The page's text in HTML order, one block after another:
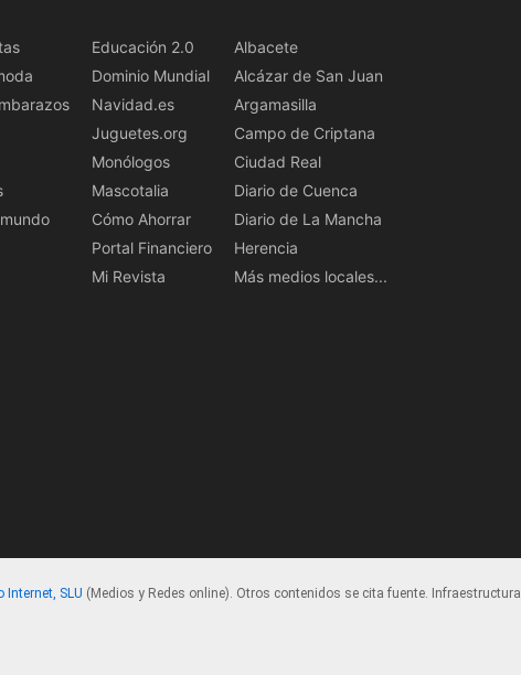
Educación 2.0
Dominio Mundial
Navidad.es
Juguetes.org
Monólogos
Mascotalia
Cómo Ahorrar
Portal Financiero
Mi Revista
Albacete
Alcázar de San Juan
Argamasilla
Campo de Criptana
Ciudad Real
Diario de Cuenca
Diario de La Mancha
Herencia
Más medios locales...
Internet, SLU (Medios y Redes online). Otros contenidos se cita fuente. Infraestructura